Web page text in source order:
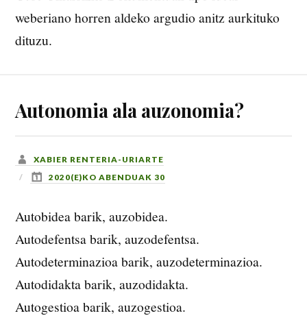
weberiano horren aldeko argudio anitz aurkituko
dituzu.
Autonomia ala auzonomia?
XABIER RENTERIA-URIARTE
2020(E)KO ABENDUAK 30
Autobidea barik, auzobidea.
Autodefentsa barik, auzodefentsa.
Autodeterminazioa barik, auzodeterminazioa.
Autodidakta barik, auzodidakta.
Autogestioa barik, auzogestioa.